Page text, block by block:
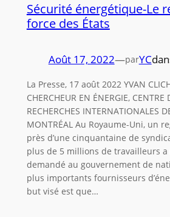
Sécurité énergétique-Le
force des États
Août 17, 2022—parYC
La Presse, 17 août 2022 YVAN
CHERCHEUR EN ÉNERGIE, CENTRE
RECHERCHES INTERNATIONALES
MONTRÉAL Au Royaume-Uni, un
près d’une cinquantaine de
plus de 5 millions de travailleurs
demandé au gouvernement de
plus importants fournisseurs
but visé est que…